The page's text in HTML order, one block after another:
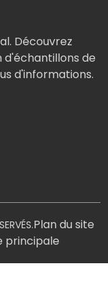
Découvrez
de
d'informations.
Plan du site
principale